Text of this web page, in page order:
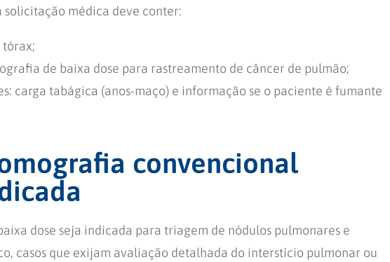
médica deve conter:
tórax;
de baixa dose para rastreamento de câncer de pulmão;
carga tabágica (anos-maço) e informação se o paciente é fumante
convencional
dose seja indicada para triagem de nódulos pulmonares e
casos que exijam avaliação detalhada do interstício pulmonar ou